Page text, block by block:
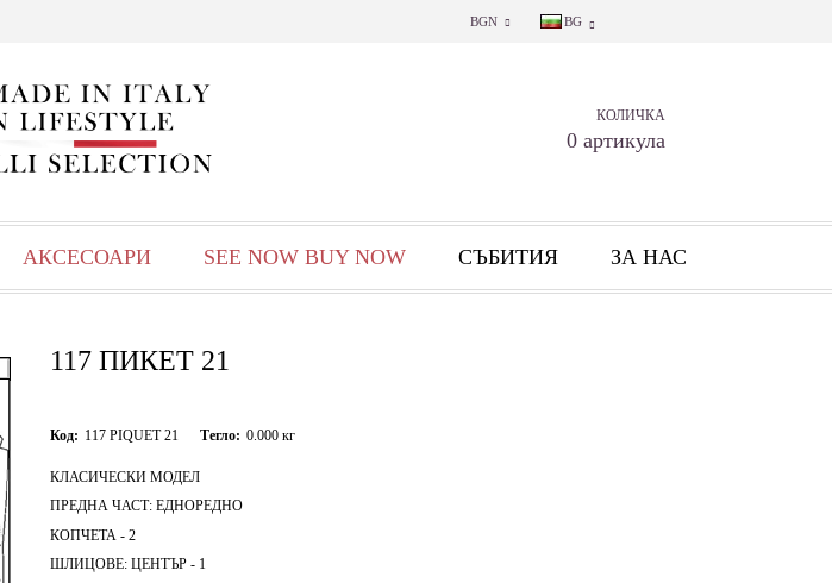
BGN BG
КОЛИЧКА
0 артикула
АКСЕСОАРИ SEE NOW BUY NOW СЪБИТИЯ ЗА НАС
117 ПИКЕТ 21
Код: 117 PIQUET 21 Тегло: 0.000 кг
КЛАСИЧЕСКИ МОДЕЛ
ПРЕДНА ЧАСТ: ЕДНОРЕДНО
КОПЧЕТА - 2
ШЛИЦОВЕ: ЦЕНТЪР - 1